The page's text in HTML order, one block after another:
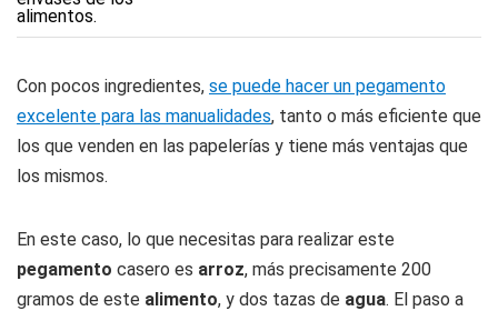
Con pocos ingredientes, se puede hacer un pegamento
excelente para las manualidades, tanto o más eficiente que
los que venden en las papelerías y tiene más ventajas que
los mismos.
En este caso, lo que necesitas para realizar este
pegamento casero es arroz, más precisamente 200
gramos de este alimento, y dos tazas de agua. El paso a